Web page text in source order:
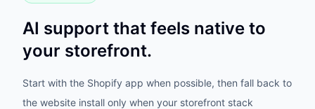
AI support that feels native to
your storefront.
Start with the Shopify app when possible, then fall back to
the website install only when your storefront stack